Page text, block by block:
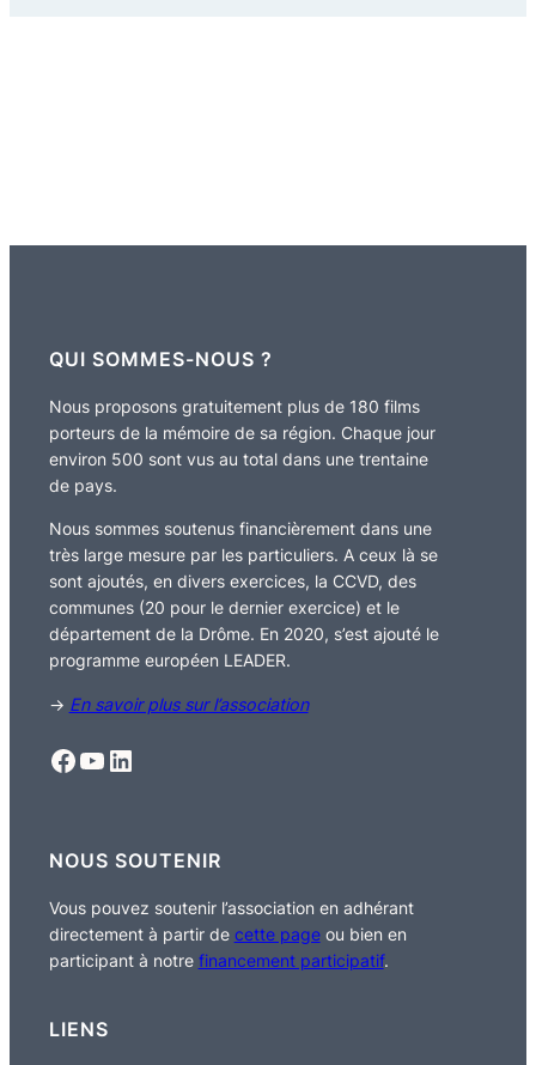
QUI SOMMES-NOUS ?
Nous proposons gratuitement plus de 180 films
porteurs de la mémoire de sa région. Chaque jour
environ 500 sont vus au total dans une trentaine
de pays.
Nous sommes soutenus financièrement dans une
très large mesure par les particuliers. A ceux là se
sont ajoutés, en divers exercices, la CCVD, des
communes (20 pour le dernier exercice) et le
département de la Drôme. En 2020, s’est ajouté le
programme européen LEADER.
→ En savoir plus sur l’association
Facebook YouTube LinkedIn
NOUS SOUTENIR
Vous pouvez soutenir l’association en adhérant
directement à partir de cette pageou bien en
participant à notre financement participatif.
LIENS